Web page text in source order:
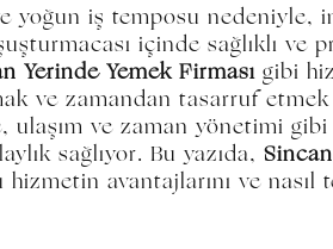
yoğun iş temposu nedeniyle,
içinde sağlıklı
Yerinde Yemek Firması gibi
ve zamandan tasarruf
ve zaman yönetimi
sağlıyor. Bu yazıda,
avantajlarını ve